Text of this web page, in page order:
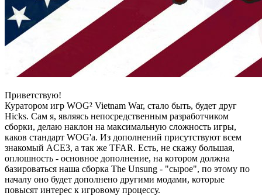
Приветствую!
Куратором игр WOG² Vietnam War, стало быть, будет друг
Hicks. Сам я, являясь непосредственным разработчиком
сборки, делаю наклон на максимальную сложность игры,
каков стандарт WOG'а. Из дополнений присутствуют всем
знакомый ACE3, а так же TFAR. Есть, не скажу большая,
оплошность - основное дополнение, на котором должна
базироваться наша сборка The Unsung - "сырое", по этому по
началу оно будет дополнено другими модами, которые
повысят интерес к игровому процессу.